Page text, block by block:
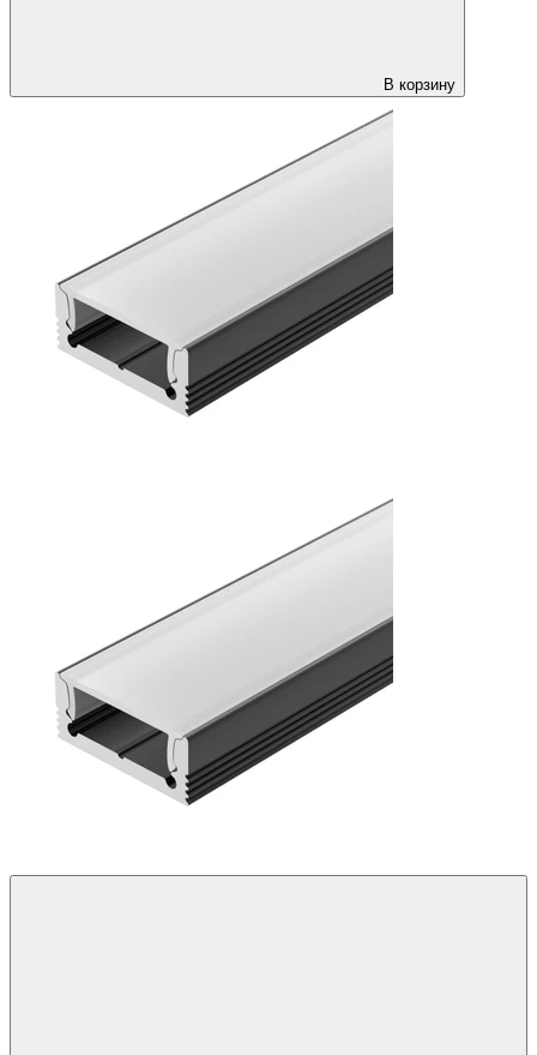
В корзину